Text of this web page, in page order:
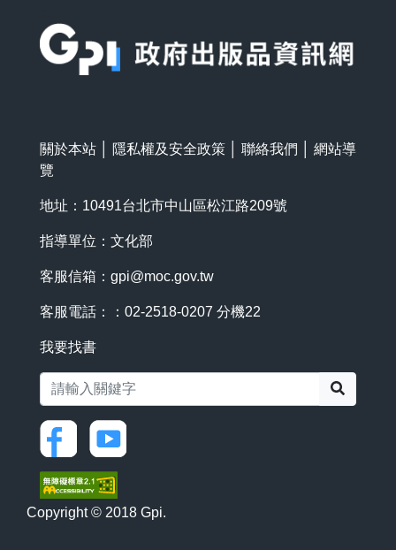
關於本站 隱私權及安全政策 聯絡我們
網站導
覽
地址：10491台北市中山區松江路209號
指導單位：文化部
客服信箱： gpi@moc.gov.tw
客服電話：：02-2518-0207 分機22
我要找書
Copyright © 2018 Gpi.